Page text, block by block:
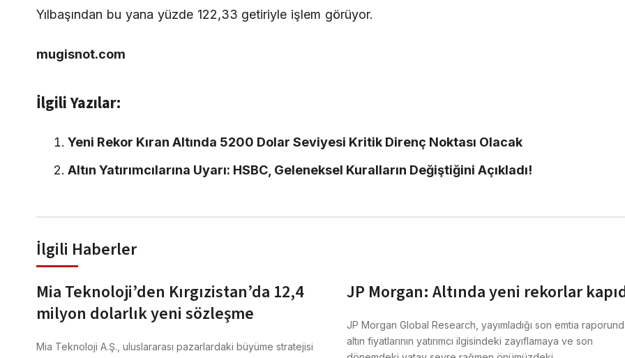
Yılbaşından bu yana yüzde 122,33 getiriyle işlem görüyor.
mugisnot.com
İlgili Yazılar:
Yeni Rekor Kıran Altında 5200 Dolar Seviyesi Kritik Direnç Noktası Olacak
Altın Yatırımcılarına Uyarı: HSBC, Geleneksel Kuralların Değiştiğini Açıkladı!
İlgili Haberler
Mia Teknoloji’den Kırgızistan’da 12,4
milyon dolarlık yeni sözleşme
Mia Teknoloji A.Ş., uluslararası pazarlardaki büyüme stratejisi
JP Morgan: Altında yeni rekorlar
JP Morgan Global Research, yayımladığı son emtia
altın fiyatlarının yatırımcı ilgisindeki zayıflamaya ve son